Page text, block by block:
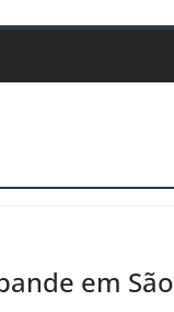
em São